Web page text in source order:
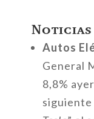
Noticias
Autos
General
8,8%
siguiente